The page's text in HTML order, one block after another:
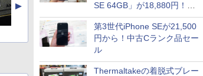
SE 64GB」が18,880円！中
古Bランク品セール
第3世代iPhone SEが21,500
円から！中古Cランク品セー
ル
Thermaltakeの着脱式ブレー
▲